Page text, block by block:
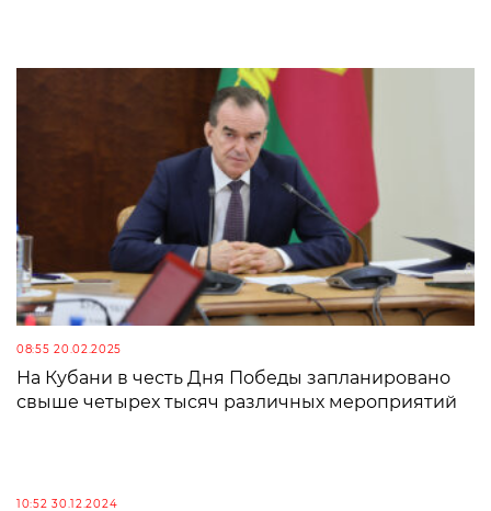
08:55 20.02.2025
На Кубани в честь Дня Победы запланировано
свыше четырех тысяч различных мероприятий
10:52 30.12.2024